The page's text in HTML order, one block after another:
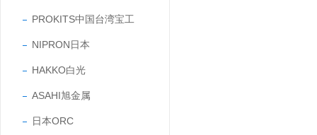
PROKITS中国台湾宝工
NIPRON日本
HAKKO白光
ASAHI旭金属
日本ORC